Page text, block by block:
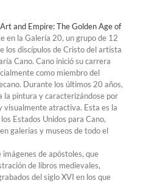
Art and Empire: The Golden Age of
en la Galería 20, un grupo de 12
los discípulos de Cristo del artista
Cano. Cano inició su carrera
como miembro del
Durante los últimos 20 años,
la pintura y caracterizándose por
visualmente atractiva. Esta es la
Estados Unidos para Cano,
galerías y museos de todo el
de apóstoles, que
de libros medievales,
del siglo XVI en los que